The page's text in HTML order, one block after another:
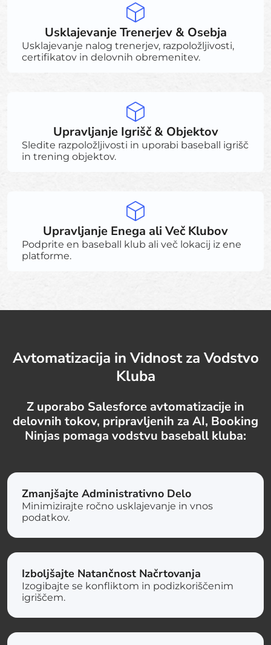
Usklajevanje Trenerjev & Osebja
Usklajevanje nalog trenerjev, razpoložljivosti,
certifikatov in delovnih obremenitev.
Upravljanje Igrišč & Objektov
Sledite razpoložljivosti in uporabi baseball igrišč
in trening objektov.
Upravljanje Enega ali Več Klubov
Podprite en baseball klub ali več lokacij iz ene
platforme.
Avtomatizacija in Vidnost za Vodstvo
Kluba
Z uporabo Salesforce avtomatizacije in
delovnih tokov, pripravljenih za AI, Booking
Ninjas pomaga vodstvu baseball kluba:
Zmanjšajte Administrativno Delo
Minimizirajte ročno usklajevanje in vnos
podatkov.
Izboljšajte Natančnost Načrtovanja
Izogibajte se konfliktom in podizkoriščenim
igriščem.